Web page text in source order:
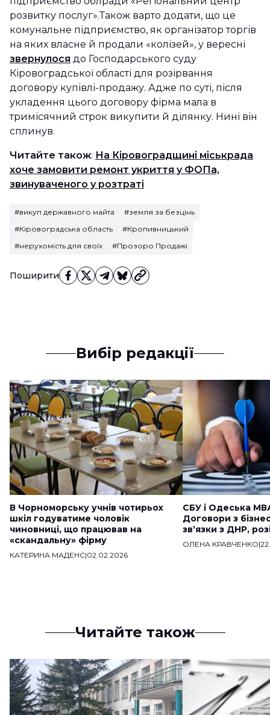
Поширити
розвитку послуг».Також варто додати, що це
комунальне підприємство, як організатор торгів
на яких власне й продали «колізей», у вересні
звернулося до Господарського суду
Кіровоградської області для розірвання
договору купівлі-продажу. Адже по суті, після
укладення цього договору фірма мала в
тримісячний строк викупити й ділянку. Нині він
сплинув.
Читайте також: На Кіровоградщині міськрада
хоче замовити ремонт укриття у ФОПа,
звинуваченого у розтраті
#викуп державного майта
#земля за безцінь
#Кіровоградська область
#Кропивницький
#нерухомість для своїх
#Прозоро Продажі
Вибір редакції
В Чорноморську учнів чотирьох
шкіл годуватиме чоловік
чиновниці, що працював на
«скандальну» фірму
КАТЕРИНА МАДЕНС|02.02.2026
СБУ і Одеська
Договори з
звʼязки з ДНР,
ОЛЕНА КРАВЧЕНКО|
Читайте також